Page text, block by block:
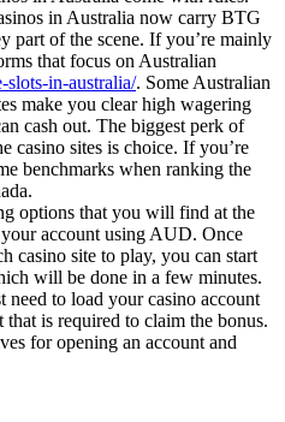
in Australia now carry BTG
part of the scene. If you’re mainly
that focus on Australian
slots-in-australia/. Some Australian
make you clear high wagering
cash out. The biggest perk of
casino sites is choice. If you’re
benchmarks when ranking the
options that you will find at the
account using AUD. Once
casino site to play, you can start
will be done in a few minutes.
need to load your casino account
is required to claim the bonus.
for opening an account and